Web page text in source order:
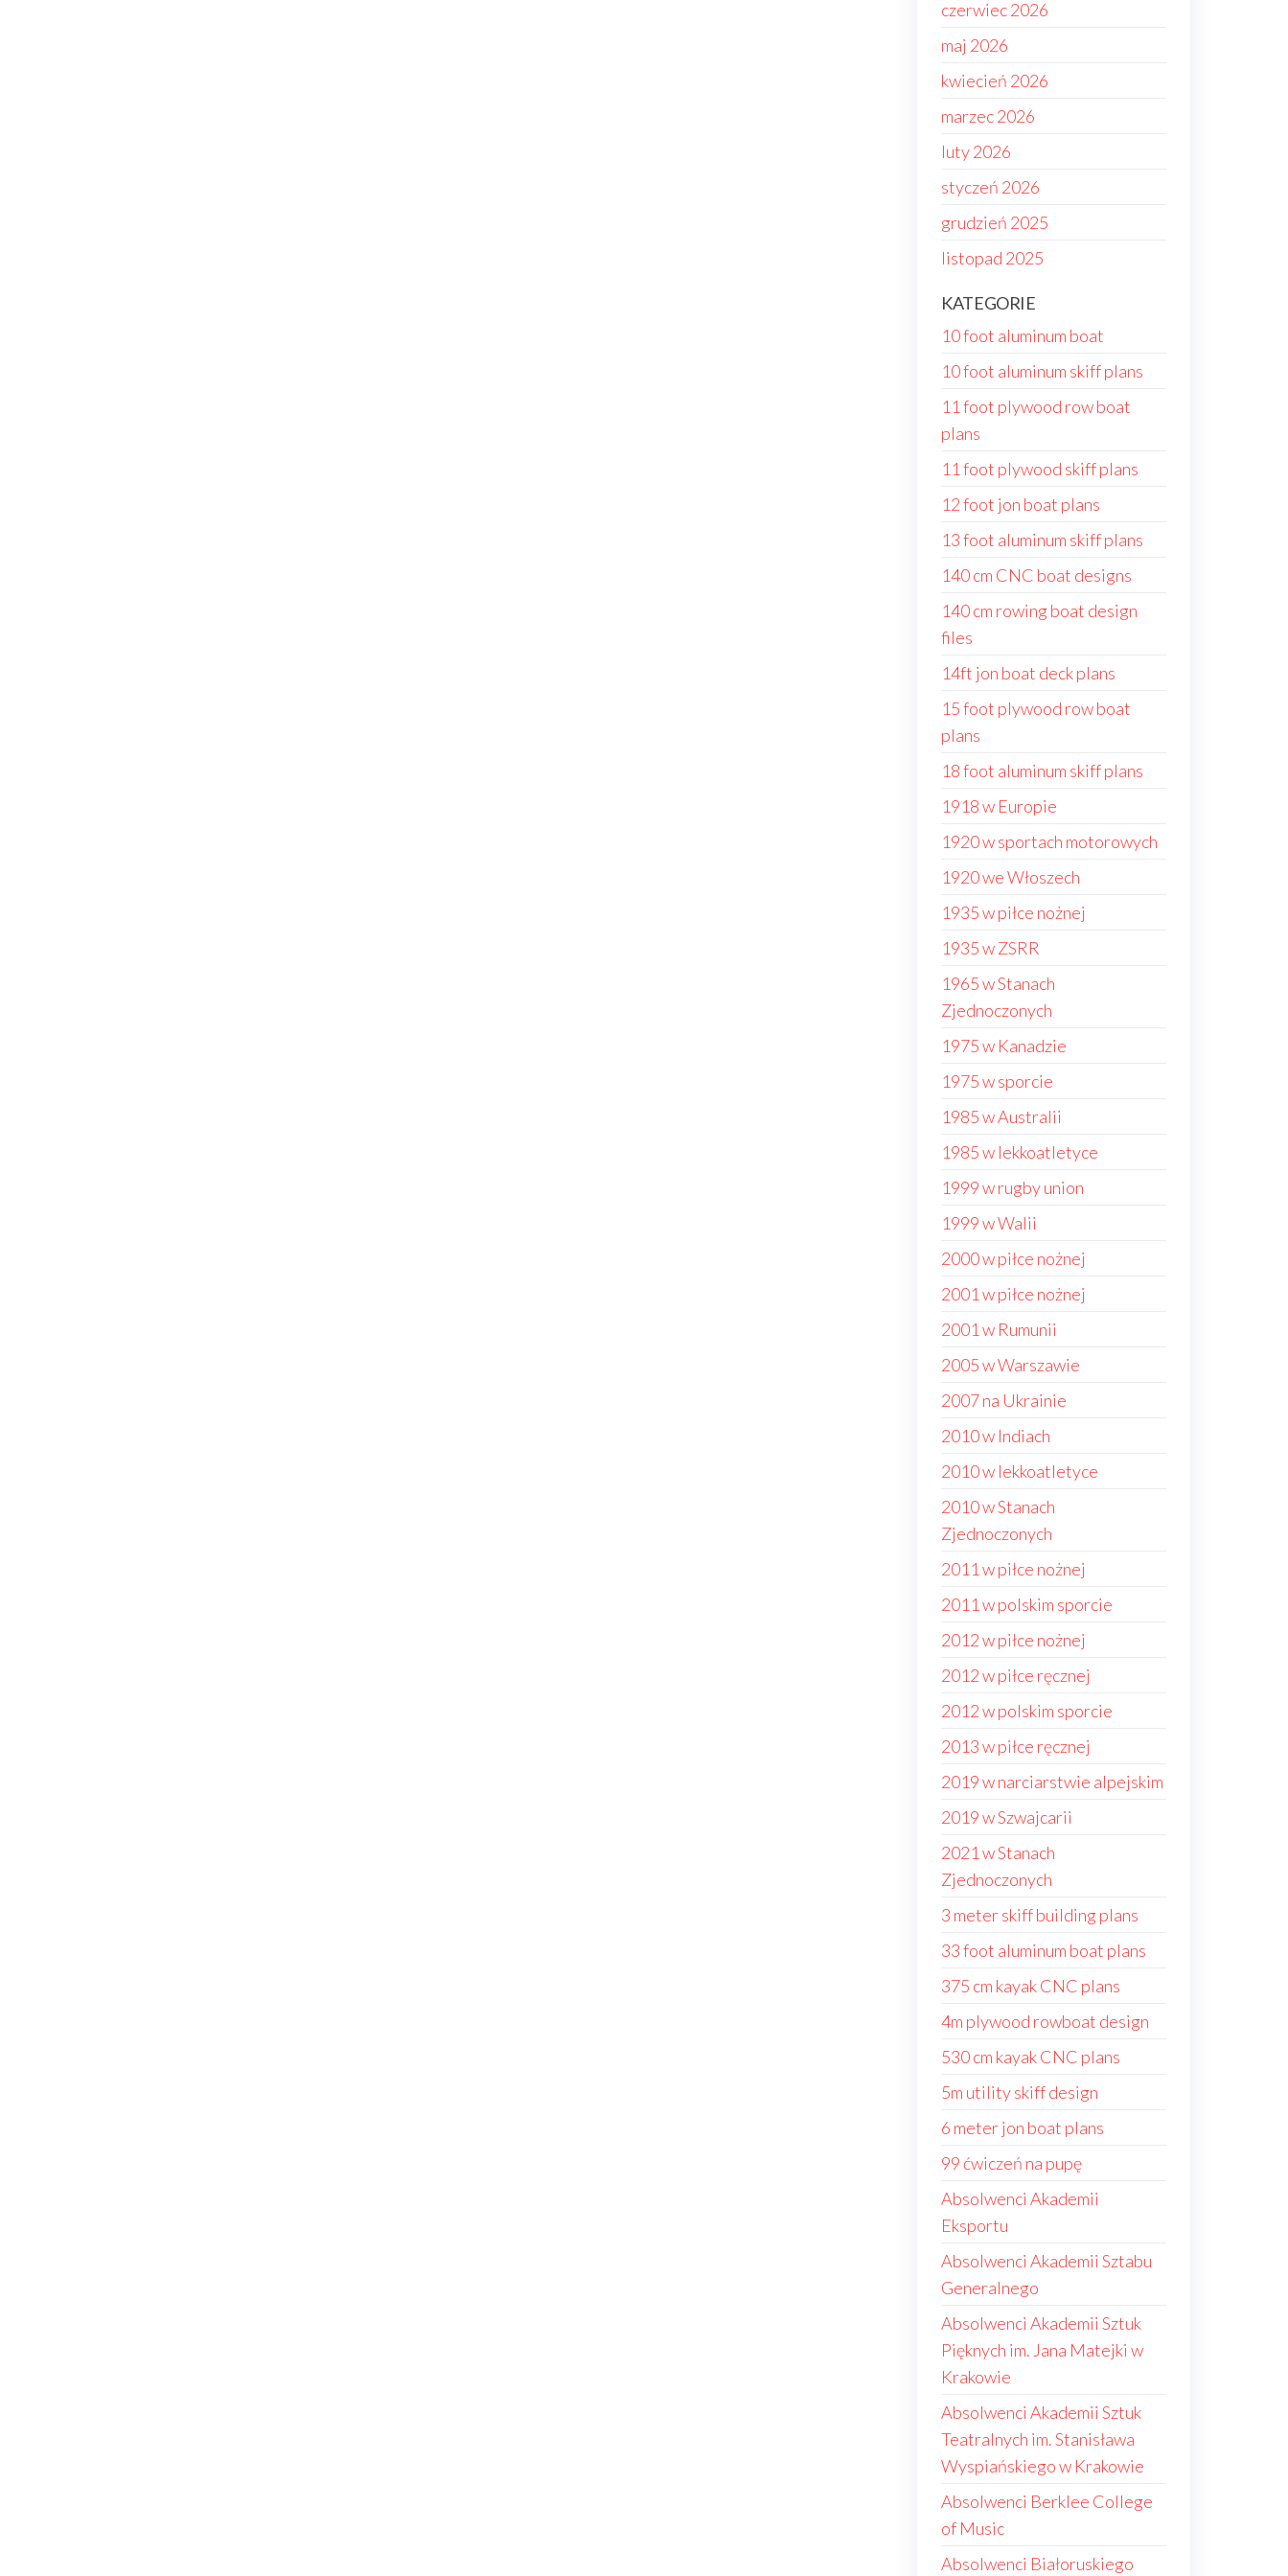
czerwiec 2026
maj 2026
kwiecień 2026
marzec 2026
luty 2026
styczeń 2026
grudzień 2025
listopad 2025
KATEGORIE
10 foot aluminum boat
10 foot aluminum skiff plans
11 foot plywood row boat
plans
11 foot plywood skiff plans
12 foot jon boat plans
13 foot aluminum skiff plans
140 cm CNC boat designs
140 cm rowing boat design
files
14ft jon boat deck plans
15 foot plywood row boat
plans
18 foot aluminum skiff plans
1918 w Europie
1920 w sportach motorowych
1920 we Włoszech
1935 w piłce nożnej
1935 w ZSRR
1965 w Stanach
Zjednoczonych
1975 w Kanadzie
1975 w sporcie
1985 w Australii
1985 w lekkoatletyce
1999 w rugby union
1999 w Walii
2000 w piłce nożnej
2001 w piłce nożnej
2001 w Rumunii
2005 w Warszawie
2007 na Ukrainie
2010 w Indiach
2010 w lekkoatletyce
2010 w Stanach
Zjednoczonych
2011 w piłce nożnej
2011 w polskim sporcie
2012 w piłce nożnej
2012 w piłce ręcznej
2012 w polskim sporcie
2013 w piłce ręcznej
2019 w narciarstwie alpejskim
2019 w Szwajcarii
2021 w Stanach
Zjednoczonych
3 meter skiff building plans
33 foot aluminum boat plans
375 cm kayak CNC plans
4m plywood rowboat design
530 cm kayak CNC plans
5m utility skiff design
6 meter jon boat plans
99 ćwiczeń na pupę
Absolwenci Akademii
Eksportu
Absolwenci Akademii Sztabu
Generalnego
Absolwenci Akademii Sztuk
Pięknych im. Jana Matejki w
Krakowie
Absolwenci Akademii Sztuk
Teatralnych im. Stanisława
Wyspiańskiego w Krakowie
Absolwenci Berklee College
of Music
Absolwenci Białoruskiego